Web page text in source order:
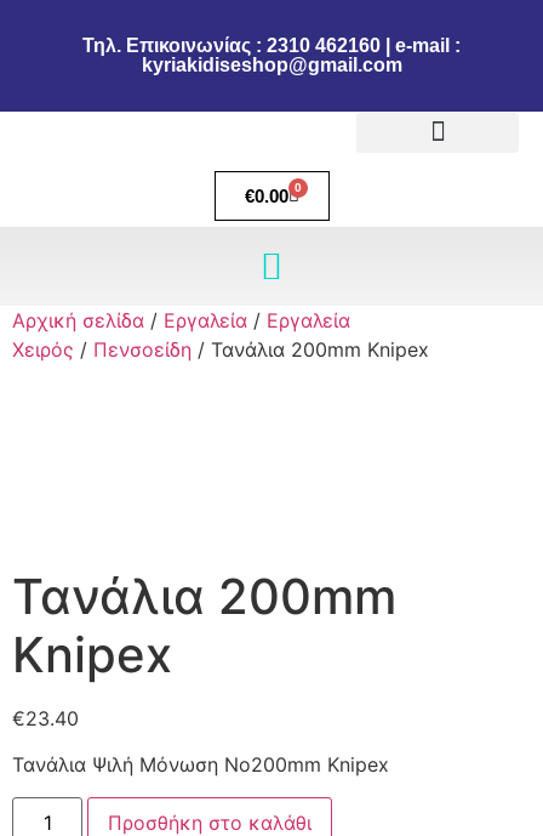
Τηλ. Επικοινωνίας : 2310 462160 | e-mail :
kyriakidiseshop@gmail.com
€0.00 0
Αρχική σελίδα / Εργαλεία / Εργαλεία
Χειρός / Πενσοείδη / Τανάλια 200mm Knipex
Τανάλια 200mm
Knipex
€23.40
Τανάλια Ψιλή Μόνωση Νο200mm Knipex
Προσθήκη στο καλάθι